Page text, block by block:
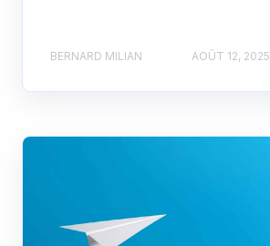
BERNARD MILIAN AOÛT 12, 2025